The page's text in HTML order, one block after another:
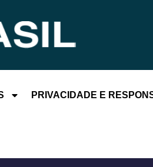
PRIVACIDADE E